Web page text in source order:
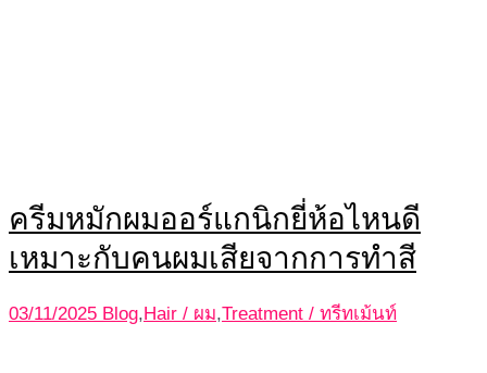
ครีมหมักผมออร์แกนิกยี่ห้อไหนดี
เหมาะกับคนผมเสียจากการทำสี
03/11/2025 Blog, Hair / ผม,Treatment / ทรีทเม้นท์